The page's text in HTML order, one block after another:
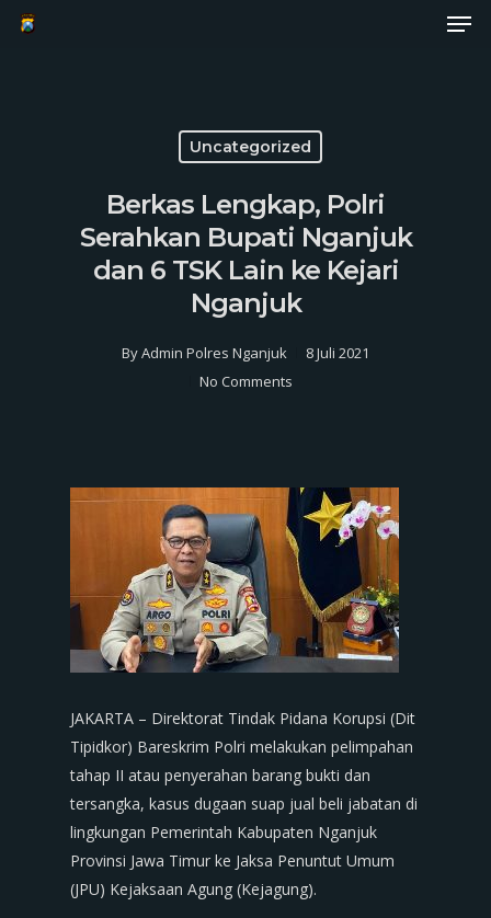
Skip
Uncategorized
Berkas Lengkap, Polri
Serahkan Bupati Nganjuk
dan 6 TSK Lain ke Kejari
Nganjuk
ByAdmin Polres Nganjuk
8 Juli 2021
No Comments
JAKARTA – Direktorat Tindak Pidana Korupsi (Dit
Tipidkor) Bareskrim Polri melakukan pelimpahan
tahap II atau penyerahan barang bukti dan
tersangka, kasus dugaan suap jual beli jabatan di
lingkungan Pemerintah Kabupaten Nganjuk
Provinsi Jawa Timur ke Jaksa Penuntut Umum
(JPU) Kejaksaan Agung (Kejagung).